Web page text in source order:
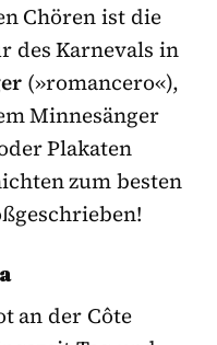
Chören ist die
des Karnevals in
(»romancero«),
Minnesänger
Plakaten
zum besten
an der Côte